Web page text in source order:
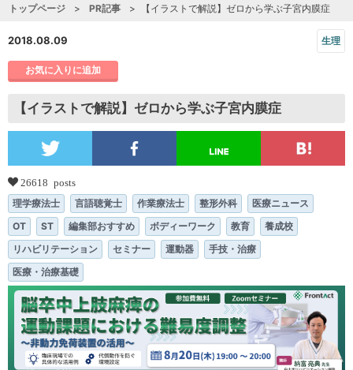
トップページ PR記事 【イラストで解説】ゼロから学ぶ子宮内膜症
2018.08.09 生理
お気に入りに追加
【イラストで解説】ゼロから学ぶ子宮内膜症
26618 posts
理学療法士 言語聴覚士 作業療法士 整形外科
医療ニュース
OT
ST 編集部おすすめ ボディーワーク 教育
養成校
リハビリテーション
セミナー 運動器
手技・治療
医療・治療基礎